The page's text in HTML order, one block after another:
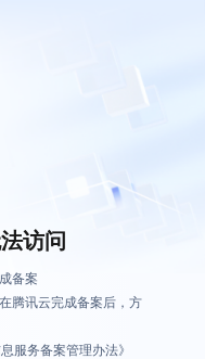
访问
备案
腾讯云完成备案后，方
服务备案管理办法》